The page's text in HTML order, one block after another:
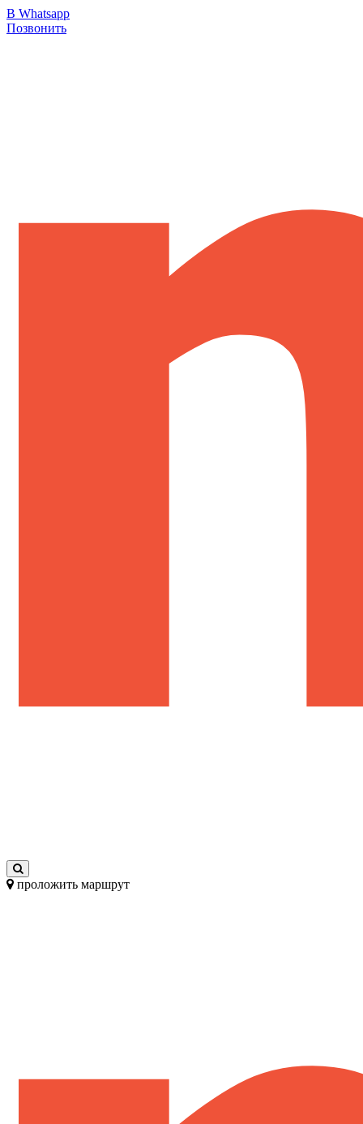
В Whatsapp
Позвонить
проложить маршрут